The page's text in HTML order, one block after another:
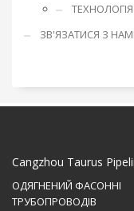
ТЕХНОЛОГІЯ
ЗВ'ЯЗАТИСЯ З
Cangzhou Taurus
ОДЯГНЕНИЙ ФАСОННІ
ТРУБОПРОВОДІВ